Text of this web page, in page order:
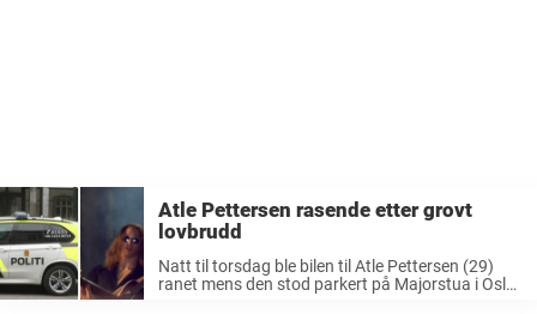
Atle Pettersen rasende etter grovt
lovbrudd
Natt til torsdag ble bilen til Atle Pettersen (29)
ranet mens den stod parkert på Majorstua i Oslo.